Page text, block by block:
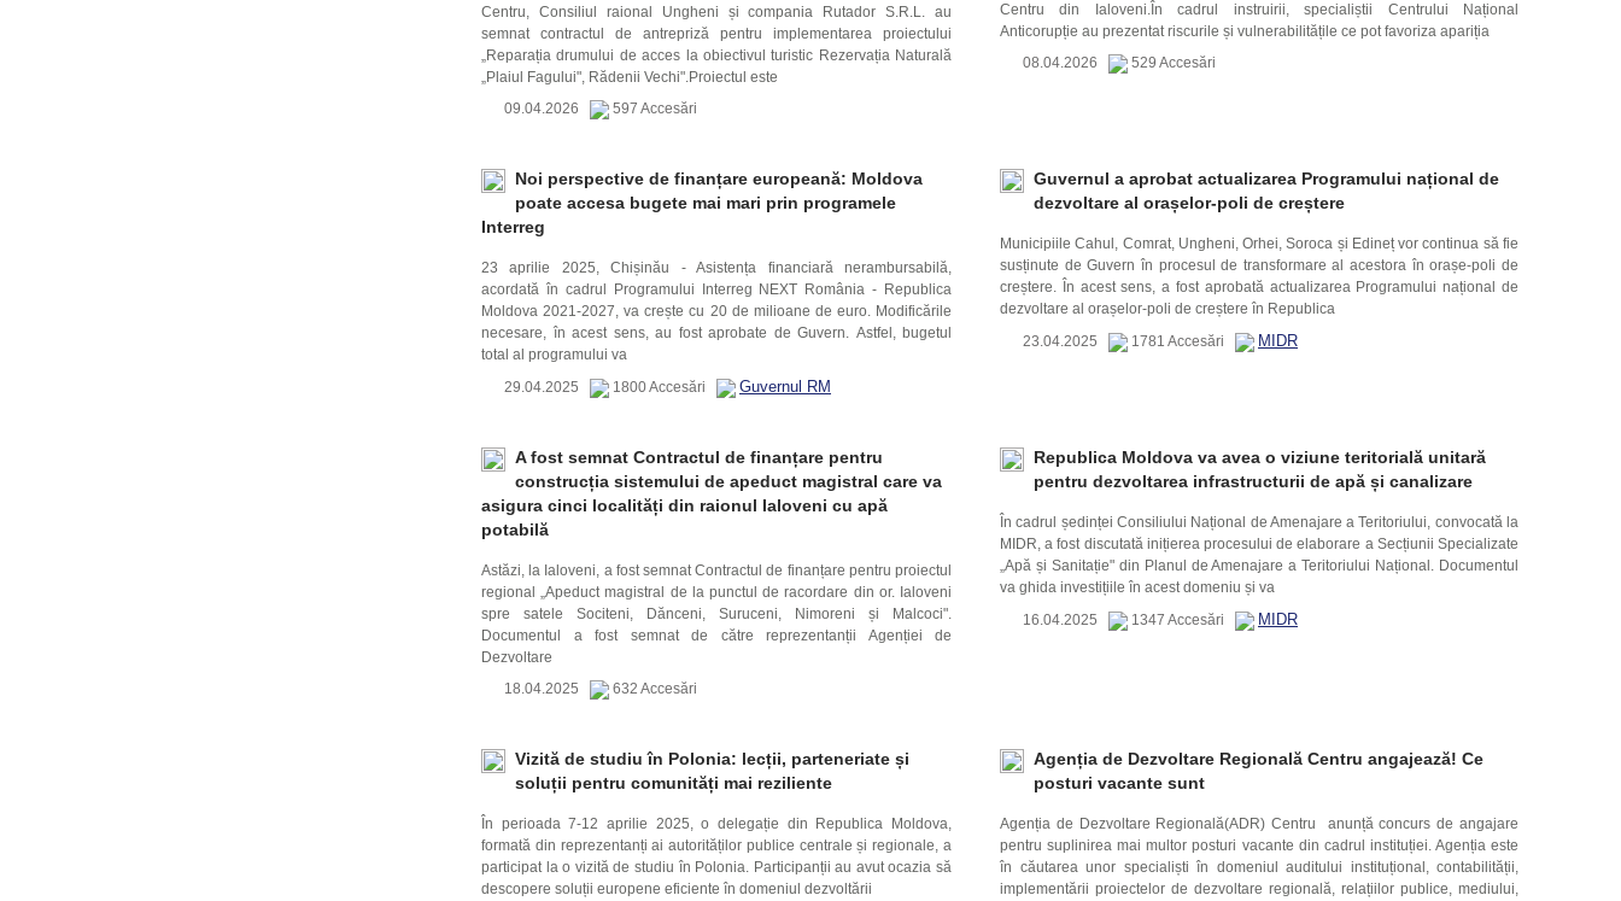
Centru, Consiliul raional Ungheni și compania Rutador S.R.L. au
semnat contractul de antrepriză pentru implementarea proiectului
„Reparația drumului de acces la obiectivul turistic Rezervația Naturală
„Plaiul Fagului", Rădenii Vechi".Proiectul este
09.04.2026
597 Accesări
Centru din Ialoveni.În cadrul instruirii, specialiștii Centrului Național
Anticorupție au prezentat riscurile și vulnerabilitățile ce pot favoriza apariția
08.04.2026
529 Accesări
Noi perspective de finanțare europeană: Moldova
poate accesa bugete mai mari prin programele
Interreg
23 aprilie 2025, Chișinău - Asistența financiară nerambursabilă,
acordată în cadrul Programului Interreg NEXT România - Republica
Moldova 2021-2027, va crește cu 20 de milioane de euro. Modificările
necesare, în acest sens, au fost aprobate de Guvern. Astfel, bugetul
total al programului va
29.04.2025
1800 Accesări Guvernul RM
Guvernul a aprobat actualizarea Programului național de
dezvoltare al orașelor-poli de creștere
Municipiile Cahul, Comrat, Ungheni, Orhei, Soroca și Edineț vor continua să fie
susținute de Guvern în procesul de transformare al acestora în orașe-poli de
creștere. În acest sens, a fost aprobată actualizarea Programului național de
dezvoltare al orașelor-poli de creștere în Republica
23.04.2025
1781 Accesări MIDR
A fost semnat Contractul de finanțare pentru
construcția sistemului de apeduct magistral care va
asigura cinci localități din raionul Ialoveni cu apă
potabilă
Astăzi, la Ialoveni, a fost semnat Contractul de finanțare pentru proiectul
regional „Apeduct magistral de la punctul de racordare din or. Ialoveni
spre satele Sociteni, Dănceni, Suruceni, Nimoreni și Malcoci".
Documentul a fost semnat de către reprezentanții Agenției de
Dezvoltare
18.04.2025
632 Accesări
Republica Moldova va avea o viziune teritorială unitară
pentru dezvoltarea infrastructurii de apă și canalizare
În cadrul ședinței Consiliului Național de Amenajare a Teritoriului, convocată la
MIDR, a fost discutată inițierea procesului de elaborare a Secțiunii Specializate
„Apă și Sanitație" din Planul de Amenajare a Teritoriului Național. Documentul
va ghida investițiile în acest domeniu și va
16.04.2025
1347 Accesări MIDR
Vizită de studiu în Polonia: lecții, parteneriate și
soluții pentru comunități mai reziliente
În perioada 7-12 aprilie 2025, o delegație din Republica Moldova,
formată din reprezentanți ai autorităților publice centrale și regionale, a
participat la o vizită de studiu în Polonia. Participanții au avut ocazia să
descopere soluții europene eficiente în domeniul dezvoltării
Agenția de Dezvoltare Regională Centru angajează! Ce
posturi vacante sunt
Agenția de Dezvoltare Regională(ADR) Centru anunță concurs de angajare
pentru suplinirea mai multor posturi vacante din cadrul instituției. Agenția este
în căutarea unor specialiști în domeniul auditului instituțional, contabilității,
implementării proiectelor de dezvoltare regională, relațiilor publice, mediului,